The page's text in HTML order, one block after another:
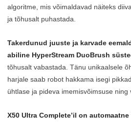
algoritme, mis võimaldavad näiteks
ja tõhusalt puhastada.
Takerdunud juuste ja karvade
abiline HyperStream DuoBrush
tõhusalt vabastada. Tänu unikaalsele
harjale saab robot hakkama isegi
ühtlase ja pideva imemisvõimsuse ning
X50 Ultra Complete’il on